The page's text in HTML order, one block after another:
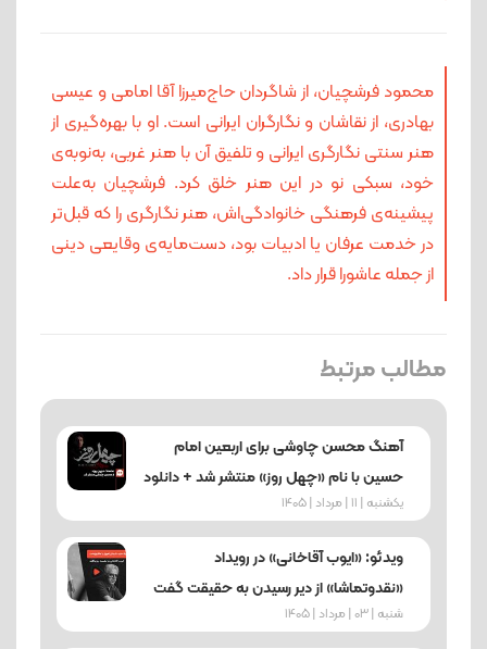
محمود فرشچیان، از شاگردان حاج‌میرزا آقا امامی و عیسی
بهادری،‌ از نقاشان و نگارگران ایرانی است. او با بهره‌گیری از
هنر سنتی نگارگری ایرانی و تلفیق آن با هنر غربی، به‌نوبه‌ی
خود، سبکی نو در این هنر خلق کرد. فرشچیان به‌علت
پیشینه‌ی‌ فرهنگی خانوادگی‌اش، هنر نگارگری را که قبل‌تر
در خدمت عرفان یا ادبیات بود، دست‌مایه‌ی وقایعی دینی
از جمله عاشورا قرار داد.
مطالب مرتبط
آهنگ محسن چاوشی برای اربعین امام
حسین با نام «چهل روز» منتشر شد + دانلود
یکشنبه | 11 | مرداد | 1405
ویدئو: «ایوب آقاخانی» در رویداد
«نقدوتماشا» از دیر رسیدن به حقیقت گفت
شنبه | 03 | مرداد | 1405